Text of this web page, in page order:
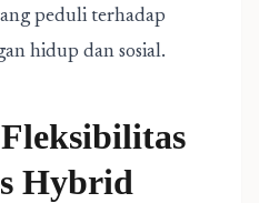
peduli terhadap
hidup dan sosial.
Hybrid